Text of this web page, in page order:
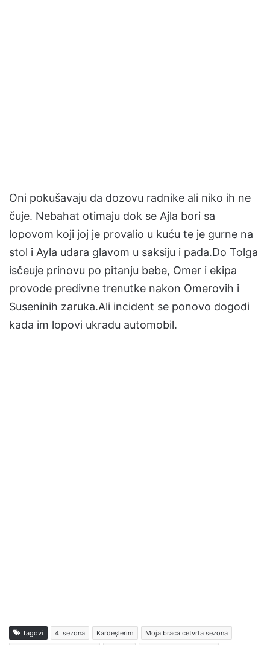
Oni pokušavaju da dozovu radnike ali niko ih ne
čuje. Nebahat otimaju dok se Ajla bori sa
lopovom koji joj je provalio u kuću te je gurne na
stol i Ayla udara glavom u saksiju i pada.Do Tolga
isčeuje prinovu po pitanju bebe, Omer i ekipa
provode predivne trenutke nakon Omerovih i
Suseninih zaruka.Ali incident se ponovo dogodi
kada im lopovi ukradu automobil.
Tagovi 4. sezona Kardeşlerim Moja braca cetvrta sezona